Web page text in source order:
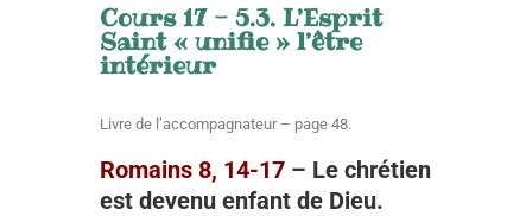
Cours 17 - 5.3. L’Esprit
Saint « unifie » l’être
intérieur
Livre de l’accompagnateur – page 48.
Romains 8, 14-17 – Le chrétien
est devenu enfant de Dieu.